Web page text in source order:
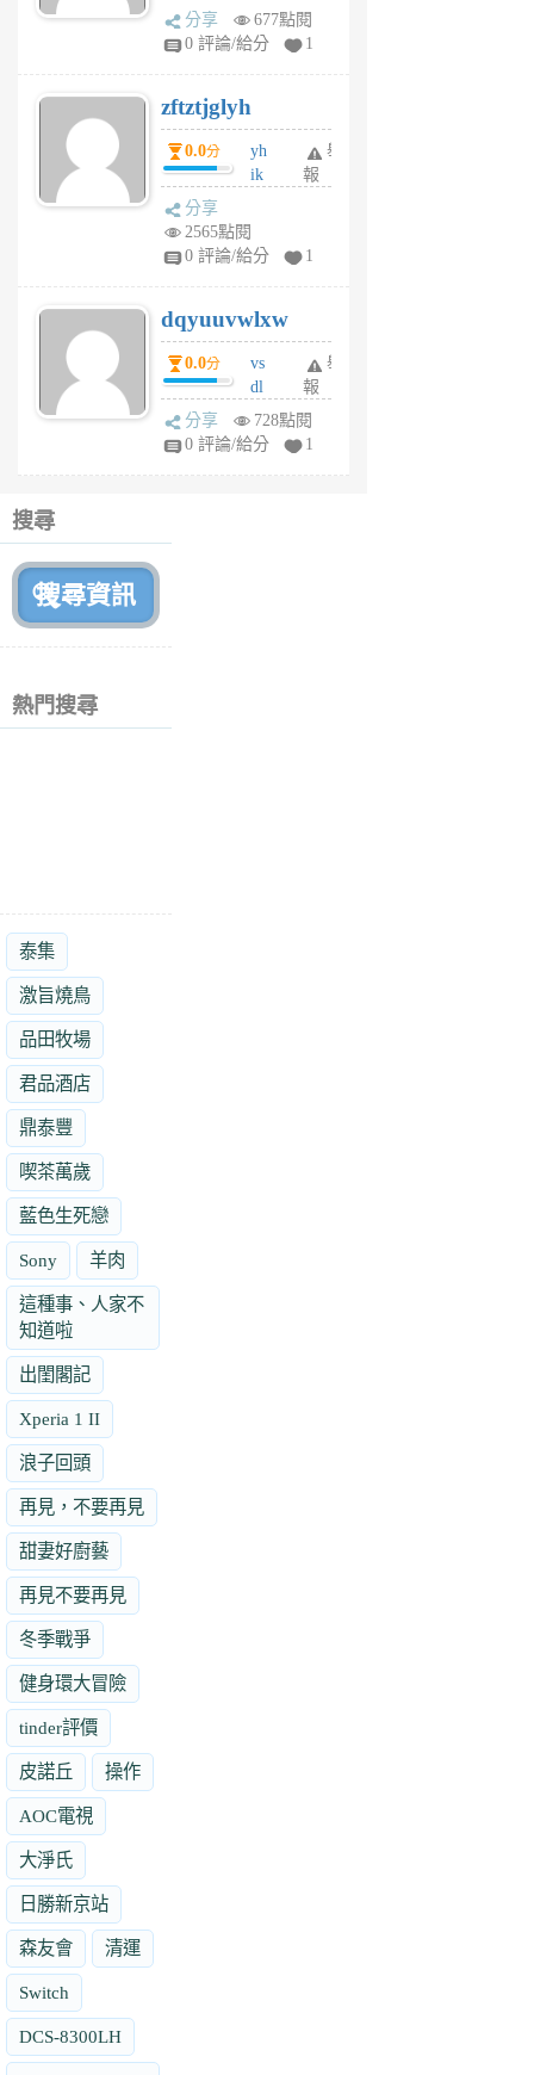
rh
pe
月
前
分享
677點閱
0 評論/給分
1
zftztjglyh
0.0分
yh
ik
tu
6
個
月
前
舉
報
分享
2565點閱
0 評論/給分
1
dqyuuvwlxw
0.0分
vs
dl
sq
fy
舉
報
分享
728點閱
0 評論/給分
1
搜尋
熱門搜尋
泰集
激旨燒鳥
品田牧場
君品酒店
鼎泰豐
喫茶萬歲
藍色生死戀
Sony 羊肉
這種事、人家不
知道啦
出閨閣記
Xperia 1 II
浪子回頭
再見，不要再見
甜妻好廚藝
再見不要再見
冬季戰爭
健身環大冒險
tinder評價
皮諾丘 操作
AOC電視
大淨氏
日勝新京站
森友會 清運
Switch
DCS-8300LH